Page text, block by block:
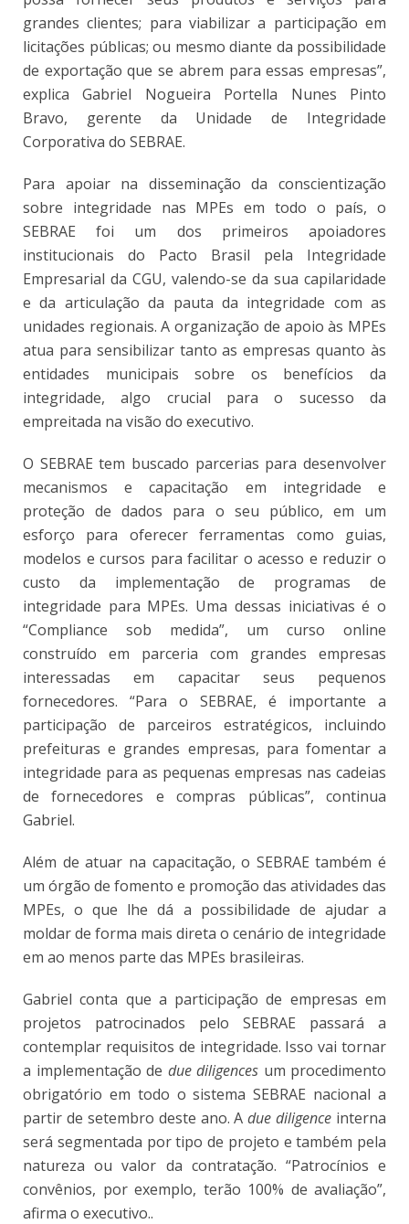
grandes clientes; para viabilizar a participação em
licitações públicas; ou mesmo diante da possibilidade
de exportação que se abrem para essas empresas”,
explica Gabriel Nogueira Portella Nunes Pinto
Bravo, gerente da Unidade de Integridade
Corporativa do SEBRAE.
Para apoiar na disseminação da conscientização
sobre integridade nas MPEs em todo o país, o
SEBRAE foi um dos primeiros apoiadores
institucionais do Pacto Brasil pela Integridade
Empresarial da CGU, valendo-se da sua capilaridade
e da articulação da pauta da integridade com as
unidades regionais. A organização de apoio às MPEs
atua para sensibilizar tanto as empresas quanto às
entidades municipais sobre os benefícios da
integridade, algo crucial para o sucesso da
empreitada na visão do executivo.
O SEBRAE tem buscado parcerias para desenvolver
mecanismos e capacitação em integridade e
proteção de dados para o seu público, em um
esforço para oferecer ferramentas como guias,
modelos e cursos para facilitar o acesso e reduzir o
custo da implementação de programas de
integridade para MPEs. Uma dessas iniciativas é o
“Compliance sob medida”, um curso online
construído em parceria com grandes empresas
interessadas em capacitar seus pequenos
fornecedores. “Para o SEBRAE, é importante a
participação de parceiros estratégicos, incluindo
prefeituras e grandes empresas, para fomentar a
integridade para as pequenas empresas nas cadeias
de fornecedores e compras públicas”, continua
Gabriel.
Além de atuar na capacitação, o SEBRAE também é
um órgão de fomento e promoção das atividades das
MPEs, o que lhe dá a possibilidade de ajudar a
moldar de forma mais direta o cenário de integridade
em ao menos parte das MPEs brasileiras.
Gabriel conta que a participação de empresas em
projetos patrocinados pelo SEBRAE passará a
contemplar requisitos de integridade. Isso vai tornar
a implementação de due diligences um procedimento
obrigatório em todo o sistema SEBRAE nacional a
partir de setembro deste ano. Adue diligence interna
será segmentada por tipo de projeto e também pela
natureza ou valor da contratação. “Patrocínios e
convênios, por exemplo, terão 100% de avaliação”,
afirma o executivo..